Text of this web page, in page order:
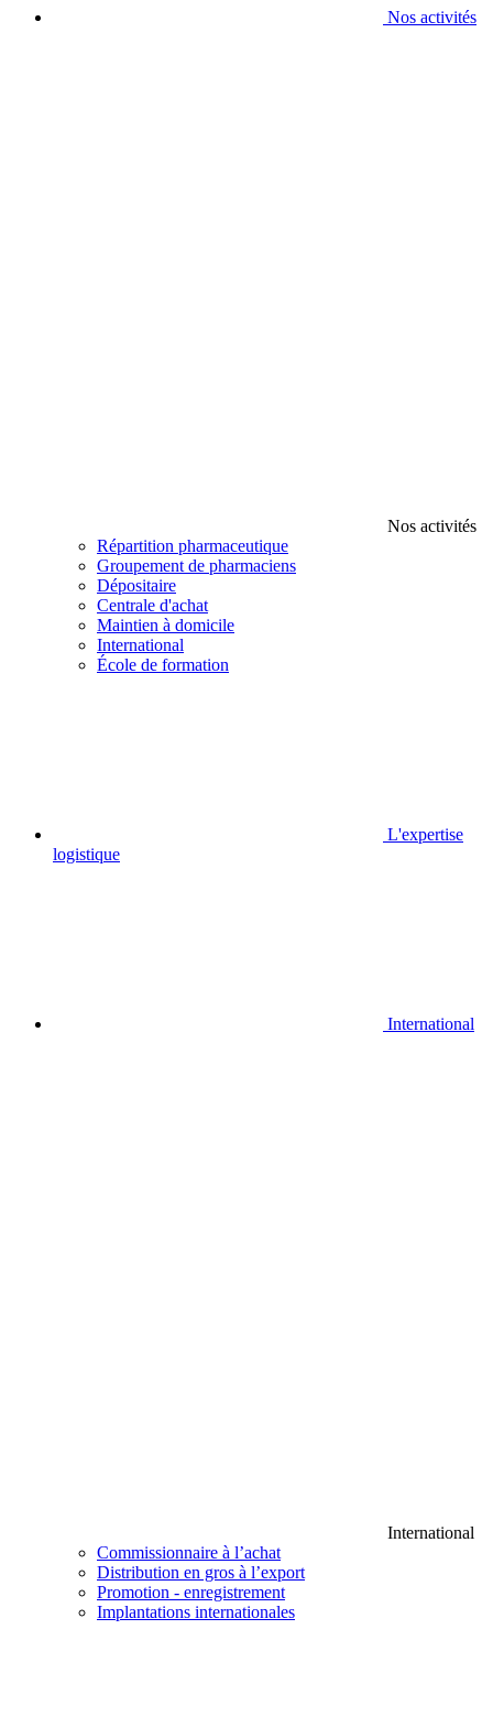
Nos activités
Nos activités
Répartition pharmaceutique
Groupement de pharmaciens
Dépositaire
Centrale d'achat
Maintien à domicile
International
École de formation
L'expertise
logistique
International
International
Commissionnaire à l’achat
Distribution en gros à l’export
Promotion - enregistrement
Implantations internationales